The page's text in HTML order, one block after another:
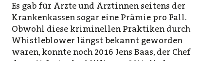
Es gab für Ärzte und Ärztinnen seitens der
Krankenkassen sogar eine Prämie pro Fall.
Obwohl diese kriminellen Praktiken durch
Whistleblower längst bekannt geworden
waren, konnte noch 2016 Jens Baas, der Chef